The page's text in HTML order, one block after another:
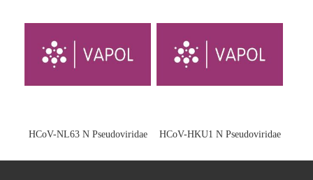
HCoV-NL63 N Pseudoviridae HCoV-HKU1 N Pseudoviridae